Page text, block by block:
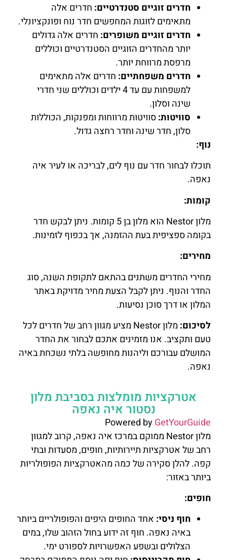
חדרים זוגיים סטנדרטיים: חדרים אלה
מתאימים לזוגות המחפשים חדר נוח ופונקציונלי.
חדרים זוגיים משופרים: חדרים אלה גדולים
יותר מהחדרים הזוגיים הסטנדרטיים וכוללים
מרפסת מרווחת יותר.
חדרים משפחתיים: חדרים אלה מתאימים
למשפחות עם עד 4 ילדים וכוללים שני חדרי
שינה וסלון.
סוויטות:סוויטות מרווחות ומפנקות, הכוללות
סלון, חדר שינה וחדר רחצה גדול.
נוף:
תוכלו לבחור חדר עם נוף לים, לבריכה או לעיר איה
נאפה.
קומות:
מלון Nestor הוא מלון בן 5 קומות. ניתן לבקש חדר
בקומה ספציפית בעת ההזמנה, אך בכפוף לזמינות.
מחירים:
מחירי החדרים משתנים בהתאם לתקופת השנה, סוג
החדר והנוף. ניתן לקבל הצעת מחיר מדויקת באתר
המלון או דרך סוכן נסיעות.
לסיכום:
מלון Nestor מציע מגוון רחב של חדרים לכל
טעם ותקציב. אנו מזמינים אתכם לבחור את החדר
המושלם עבורכם וליהנות מחופשה בלתי נשכחת באיה
נאפה.
אטרקציות מומלצות בסביבת מלון
נסטור איה נאפה
Powered byGetYourGuide
מלון Nestor ממוקם במרכז איה נאפה, קרוב למגוון
רחב של אטרקציות תיירותיות, חופים, מסעדות ובתי
קפה. להלן סקירה של כמה מהאטרקציות הפופולריות
ביותר באזור:
חופים:
חוף ניסי: אחד החופים היפים והפופולריים ביותר
באיה נאפה. חוף זה ידוע בחול הזהוב שלו, במים
הצלולים ובשפע האפשרויות לספורט ימי.